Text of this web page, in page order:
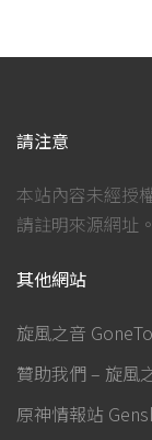
請注意
本站內容未經授
請註明來源網址。
其他網站
旋風之音
贊助我們 – 旋風
原神情報站